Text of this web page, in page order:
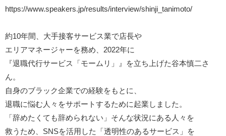
https://www.speakers.jp/results/interview/shinji_tanimoto/
約10年間、大手接客サービス業で店長や
エリアマネージャーを務め、2022年に
『退職代行サービス「モームリ」』を立ち上げた谷本慎二さ
ん。
自身のブラック企業での経験をもとに、
退職に悩む人々をサポートするために起業しました。
「辞めたくても辞められない」そんな状況にある人々を
救うため、SNSを活用した「透明性のあるサービス」を